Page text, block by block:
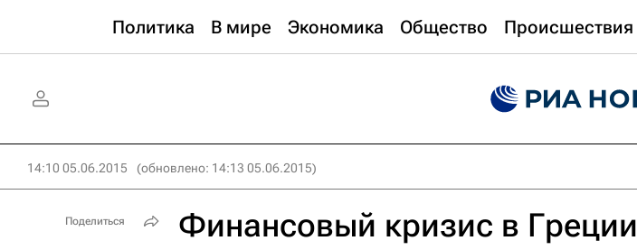
Политика В мире Экономика Общество Происшествия
14:10 05.06.2015 (обновлено: 14:13 05.06.2015)
Финансовый кризис в Греции
Поделиться